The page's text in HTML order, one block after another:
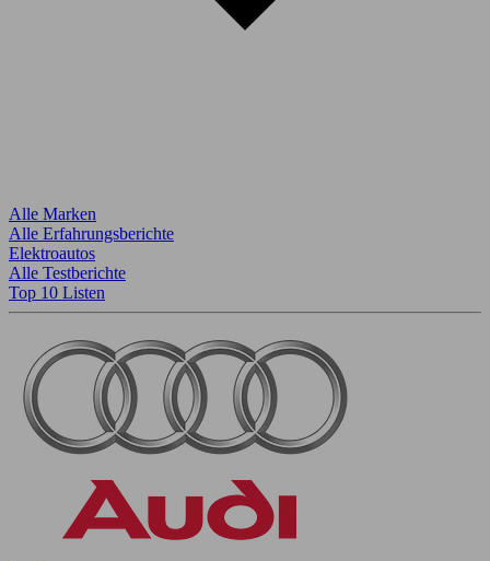
Alle Marken
Alle Erfahrungsberichte
Elektroautos
Alle Testberichte
Top 10 Listen